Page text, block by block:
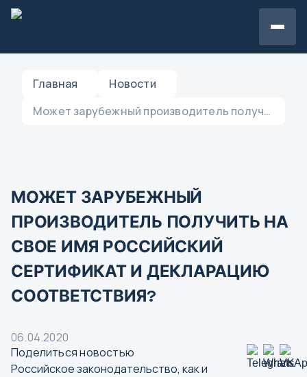
Главная
Новости
Может зарубежный производитель получить на свое имя российский сертификат и декларацию соответствия?
МОЖЕТ ЗАРУБЕЖНЫЙ
ПРОИЗВОДИТЕЛЬ ПОЛУЧИТЬ НА
СВОЕ ИМЯ РОССИЙСКИЙ
СЕРТИФИКАТ И ДЕКЛАРАЦИЮ
СООТВЕТСТВИЯ?
06.04.2020
Поделиться новостью
Российское законодательство, как и